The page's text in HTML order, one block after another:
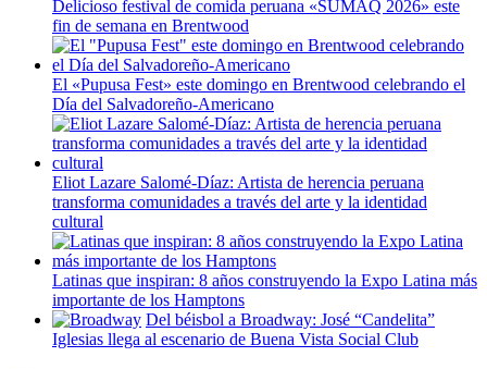
Delicioso festival de comida peruana «SUMAQ 2026» este
fin de semana en Brentwood
El «Pupusa Fest» este domingo en Brentwood celebrando el
Día del Salvadoreño-Americano
Eliot Lazare Salomé-Díaz: Artista de herencia peruana
transforma comunidades a través del arte y la identidad
cultural
Latinas que inspiran: 8 años construyendo la Expo Latina más
importante de los Hamptons
Del béisbol a Broadway: José “Candelita”
Iglesias llega al escenario de Buena Vista Social Club